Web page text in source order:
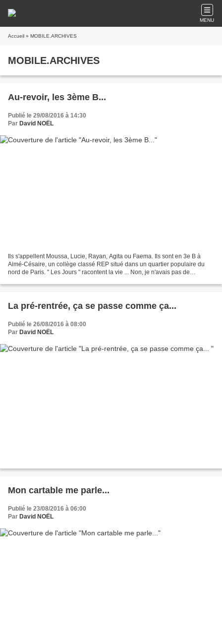
MENU
Accueil » MOBILE.ARCHIVES
MOBILE.ARCHIVES
Au-revoir, les 3ème B...
Publié le 29/08/2016 à 14:30
Par David NOËL
Ils s'appellent Moussa, Lucie, Rayan, Agita ou Faema. Ils sont en 3e B à
Aimé-Césaire, un collège classé REP situé dans un quartier populaire du
nord de Paris. " Les Jours " racontent la vie ... Non, je n'avais pas de
La pré-rentrée, ça se passe comme ça...
Publié le 26/08/2016 à 08:00
Par David NOËL
Mon cartable me parle...
Publié le 23/08/2016 à 06:00
Par David NOËL